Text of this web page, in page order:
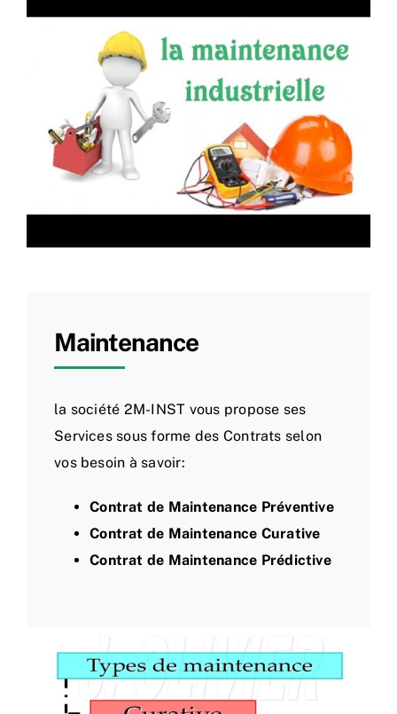
Maintenance
la société 2M-INST vous propose ses
Services sous forme des Contrats selon
vos besoin à savoir:
Contrat de Maintenance Préventive
Contrat de Maintenance Curative
Contrat de Maintenance Prédictive